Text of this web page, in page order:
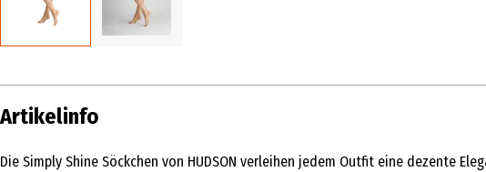
Artikelinfo
Die Simply Shine Söckchen von HUDSON verleihen jedem Outfit eine dezente